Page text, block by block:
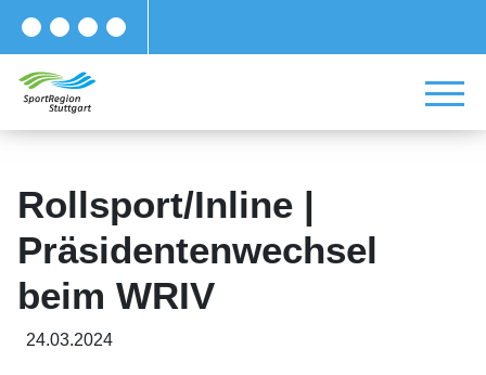
Rollsport/Inline |
Präsidentenwechsel
beim WRIV
24.03.2024